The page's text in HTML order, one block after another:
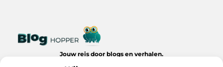
Jouw reis door blogs en verhalen.